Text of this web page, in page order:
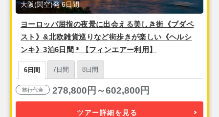
ヨーロッパ屈指の夜景に出会える美しき街《ブダペ
スト》&北欧雑貨巡りなど街歩きが楽しい《ヘルシ
ンキ》3泊6日間＊【フィンエアー利用】
大阪(関空)発 6日間
6日間 7日間 8日間
旅行代金 278,800円～602,800円
ツアー詳細を見る